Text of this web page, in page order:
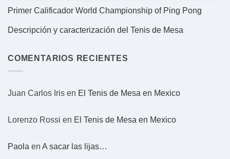
Primer Calificador World Championship of Ping Pong
Descripción y caracterización del Tenis de Mesa
COMENTARIOS RECIENTES
Juan Carlos Iris en El Tenis de Mesa en Mexico
Lorenzo Rossi en El Tenis de Mesa en Mexico
Paola en A sacar las lijas…